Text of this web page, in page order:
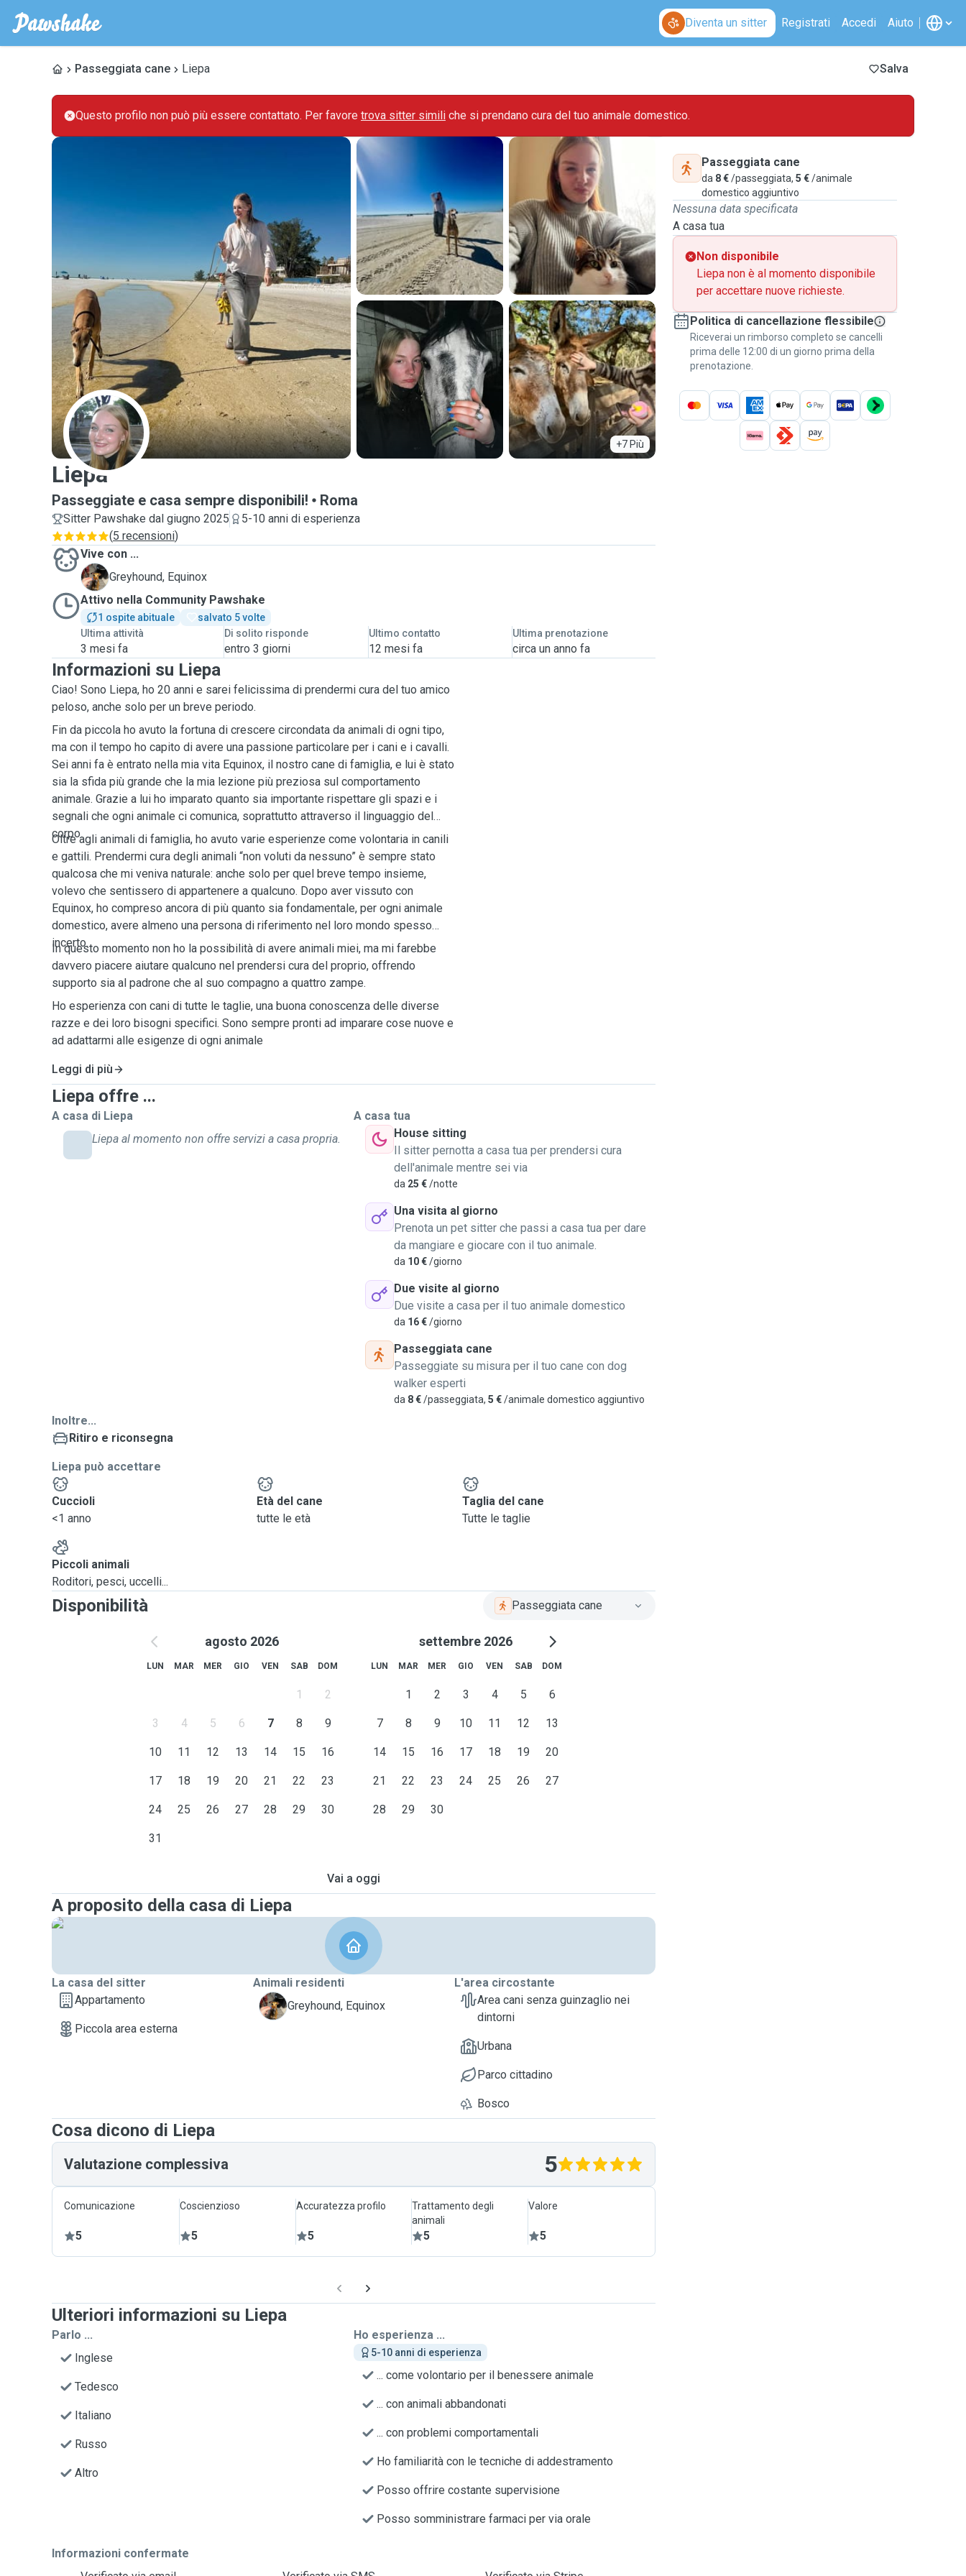
Diventa un sitter Registrati Accedi Aiuto
Passeggiata cane Liepa Salva
Questo profilo non può più essere contattato. Per favore trova sitter simili che si prendano cura del tuo animale domestico.
+7 Più
L
Liepa
Passeggiate e casa sempre disponibili! Roma
Sitter Pawshake dal giugno 2025
5-10 anni di esperienza
(5 recensioni)
Vive con ...
E
Greyhound, Equinox
Attivo nella Community Pawshake
1 ospite abituale
salvato 5 volte
Ultima attività
3 mesi fa
Di solito risponde
entro 3 giorni
Ultimo contatto
12 mesi fa
Ultima prenotazione
circa un anno fa
Informazioni su Liepa
Ciao! Sono Liepa, ho 20 anni e sarei felicissima di prendermi cura del tuo amico
peloso, anche solo per un breve periodo.
Fin da piccola ho avuto la fortuna di crescere circondata da animali di ogni tipo,
ma con il tempo ho capito di avere una passione particolare per i cani e i cavalli.
Sei anni fa è entrato nella mia vita Equinox, il nostro cane di famiglia, e lui è stato
sia la sfida più grande che la mia lezione più preziosa sul comportamento
animale. Grazie a lui ho imparato quanto sia importante rispettare gli spazi e i
segnali che ogni animale ci comunica, soprattutto attraverso il linguaggio del
corpo.
Oltre agli animali di famiglia, ho avuto varie esperienze come volontaria in canili
e gattili. Prendermi cura degli animali “non voluti da nessuno” è sempre stato
qualcosa che mi veniva naturale: anche solo per quel breve tempo insieme,
volevo che sentissero di appartenere a qualcuno. Dopo aver vissuto con
Equinox, ho compreso ancora di più quanto sia fondamentale, per ogni animale
domestico, avere almeno una persona di riferimento nel loro mondo spesso
incerto.
In questo momento non ho la possibilità di avere animali miei, ma mi farebbe
davvero piacere aiutare qualcuno nel prendersi cura del proprio, offrendo
supporto sia al padrone che al suo compagno a quattro zampe.
Ho esperienza con cani di tutte le taglie, una buona conoscenza delle diverse
razze e dei loro bisogni specifici. Sono sempre pronti ad imparare cose nuove e
ad adattarmi alle esigenze di ogni animale
Leggi di più
Liepa offre ...
A casa di Liepa
Liepa al momento non offre servizi a casa propria.
A casa tua
House sitting
Il sitter pernotta a casa tua per prendersi cura
dell'animale mentre sei via
da 25 €/notte
Una visita al giorno
Prenota un pet sitter che passi a casa tua per dare
da mangiare e giocare con il tuo animale.
da 10 €/giorno
Due visite al giorno
Due visite a casa per il tuo animale domestico
da 16 €/giorno
Passeggiata cane
Passeggiate su misura per il tuo cane con dog
walker esperti
da 8 €/passeggiata, 5 €/animale domestico aggiuntivo
Inoltre...
Ritiro e riconsegna
Liepa può accettare
Cuccioli
<1 anno
Età del cane
tutte le età
Taglia del cane
Tutte le taglie
Piccoli animali
Roditori, pesci, uccelli...
Disponibilità Passeggiata cane
agosto 2026
LUN MAR MER GIO VEN SAB DOM
1 2
3 4 5 6 7 8 9
10 11 12 13 14 15 16
17 18 19 20 21 22 23
24 25 26 27 28 29 30
31
settembre 2026
LUN MAR MER GIO VEN SAB DOM
1 2 3 4 5 6
7 8 9 10 11 12 13
14 15 16 17 18 19 20
21 22 23 24 25 26 27
28 29 30
Vai a oggi
A proposito della casa di Liepa
La casa del sitter
Appartamento
Piccola area esterna
Animali residenti
E
Greyhound, Equinox
L'area circostante
Area cani senza guinzaglio nei
dintorni
Urbana
Parco cittadino
Bosco
Cosa dicono di Liepa
Valutazione complessiva 5
Comunicazione
5
Coscienzioso
5
Accuratezza profilo
5
Trattamento degli
animali
5
Valore
5
Ulteriori informazioni su Liepa
Parlo ...
Inglese
Tedesco
Italiano
Russo
Altro
Ho esperienza ...
5-10 anni di esperienza
... come volontario per il benessere animale
... con animali abbandonati
... con problemi comportamentali
Ho familiarità con le tecniche di addestramento
Posso offrire costante supervisione
Posso somministrare farmaci per via orale
Informazioni confermate
Passeggiata cane
da 8 €/passeggiata, 5 €/animale
domestico aggiuntivo
Nessuna data specificata
A casa tua
Non disponibile
Liepa non è al momento disponibile
per accettare nuove richieste.
Politica di cancellazione flessibile
Riceverai un rimborso completo se cancelli
prima delle 12:00 di un giorno prima della
prenotazione.